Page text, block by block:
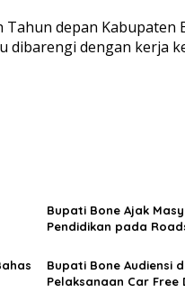
Tahun depan Kabupaten
dibarengi dengan kerja
Bupati Bone Ajak
Pendidikan pada
Bupati Bone Audiensi
Pelaksanaan Car Free